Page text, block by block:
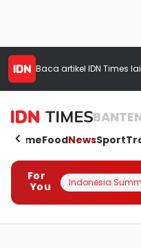
Baca artikel IDN Times
HomeFoodNewsSport
For
You
Indonesia